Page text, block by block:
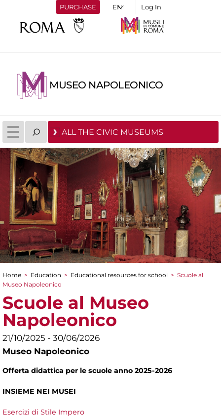
PURCHASE Log In
MUSEO NAPOLEONICO
ALL THE CIVIC MUSEUMS
You are here
Home > Education > Educational resources for school > Scuole al
Museo Napoleonico
Scuole al Museo
Napoleonico
21/10/2025 - 30/06/2026
Museo Napoleonico
Offerta didattica per le scuole anno 2025-2026
INSIEME NEI MUSEI
Esercizi di Stile Impero